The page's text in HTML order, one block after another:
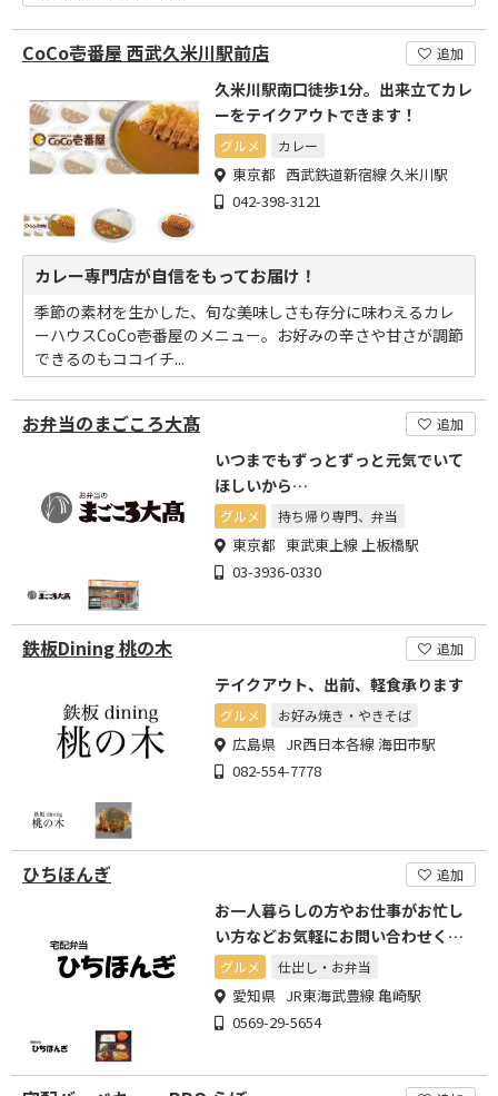
CoCo壱番屋 西武久米川駅前店 追加
久米川駅南口徒歩1分。出来立てカレ
ーをテイクアウトできます！
グルメ カレー
東京都 西武鉄道新宿線 久米川駅
042-398-3121
カレー専門店が自信をもってお届け！
季節の素材を生かした、旬な美味しさも存分に味わえるカレ
ーハウスCoCo壱番屋のメニュー。お好みの辛さや甘さが調節
できるのもココイチ...
お弁当のまごころ大髙 追加
いつまでもずっとずっと元気でいて
ほしいから…
グルメ 持ち帰り専門、弁当
東京都 東武東上線 上板橋駅
03-3936-0330
鉄板Dining 桃の木 追加
テイクアウト、出前、軽食承ります
グルメ お好み焼き・やきそば
広島県 JR西日本各線 海田市駅
082-554-7778
ひちほんぎ 追加
お一人暮らしの方やお仕事がお忙し
い方などお気軽にお問い合わせくだ
さい
グルメ 仕出し・お弁当
愛知県 JR東海武豊線 亀崎駅
0569-29-5654